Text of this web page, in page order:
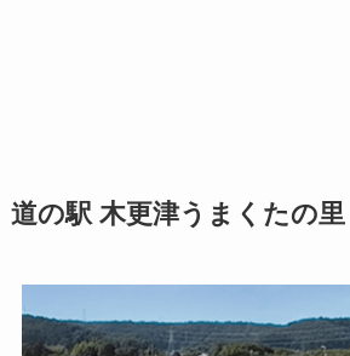
道の駅 木更津うまくたの里